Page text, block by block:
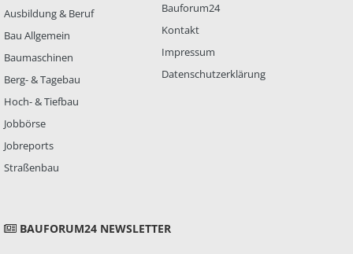
Ausbildung & Beruf
Bau Allgemein
Baumaschinen
Berg- & Tagebau
Hoch- & Tiefbau
Jobbörse
Jobreports
Straßenbau
Bauforum24
Kontakt
Impressum
Datenschutzerklärung
BAUFORUM24 NEWSLETTER